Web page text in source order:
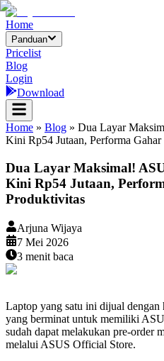
Home
Panduan
Pricelist
Blog
Login
Download
Home » Blog » Dua Layar
Kini Rp54 Jutaan, Performa
Dua Layar Maksimal!
Kini Rp54 Jutaan,
Produktivitas
Arjuna Wijaya
7 Mei 2026
3 menit baca
Laptop yang satu ini dijual
yang berminat untuk memiliki
sudah dapat melakukan pre-order
melalui ASUS Official Store.